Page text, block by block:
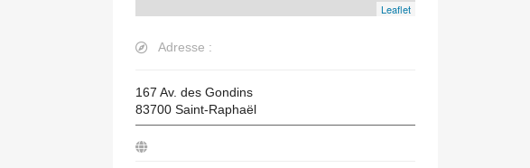
Leaflet
Adresse :
167 Av. des Gondins
83700 Saint-Raphaël